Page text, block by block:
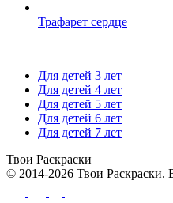
Трафарет сердце
Для детей 3 лет
Для детей 4 лет
Для детей 5 лет
Для детей 6 лет
Для детей 7 лет
Твои Раскраски
© 2014-2026 Твои Раскраски.